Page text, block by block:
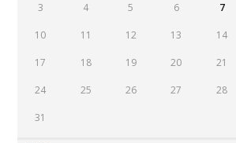
3 4 5 6 7
10 11 12 13 14
17 18 19 20 21
24 25 26 27 28
31